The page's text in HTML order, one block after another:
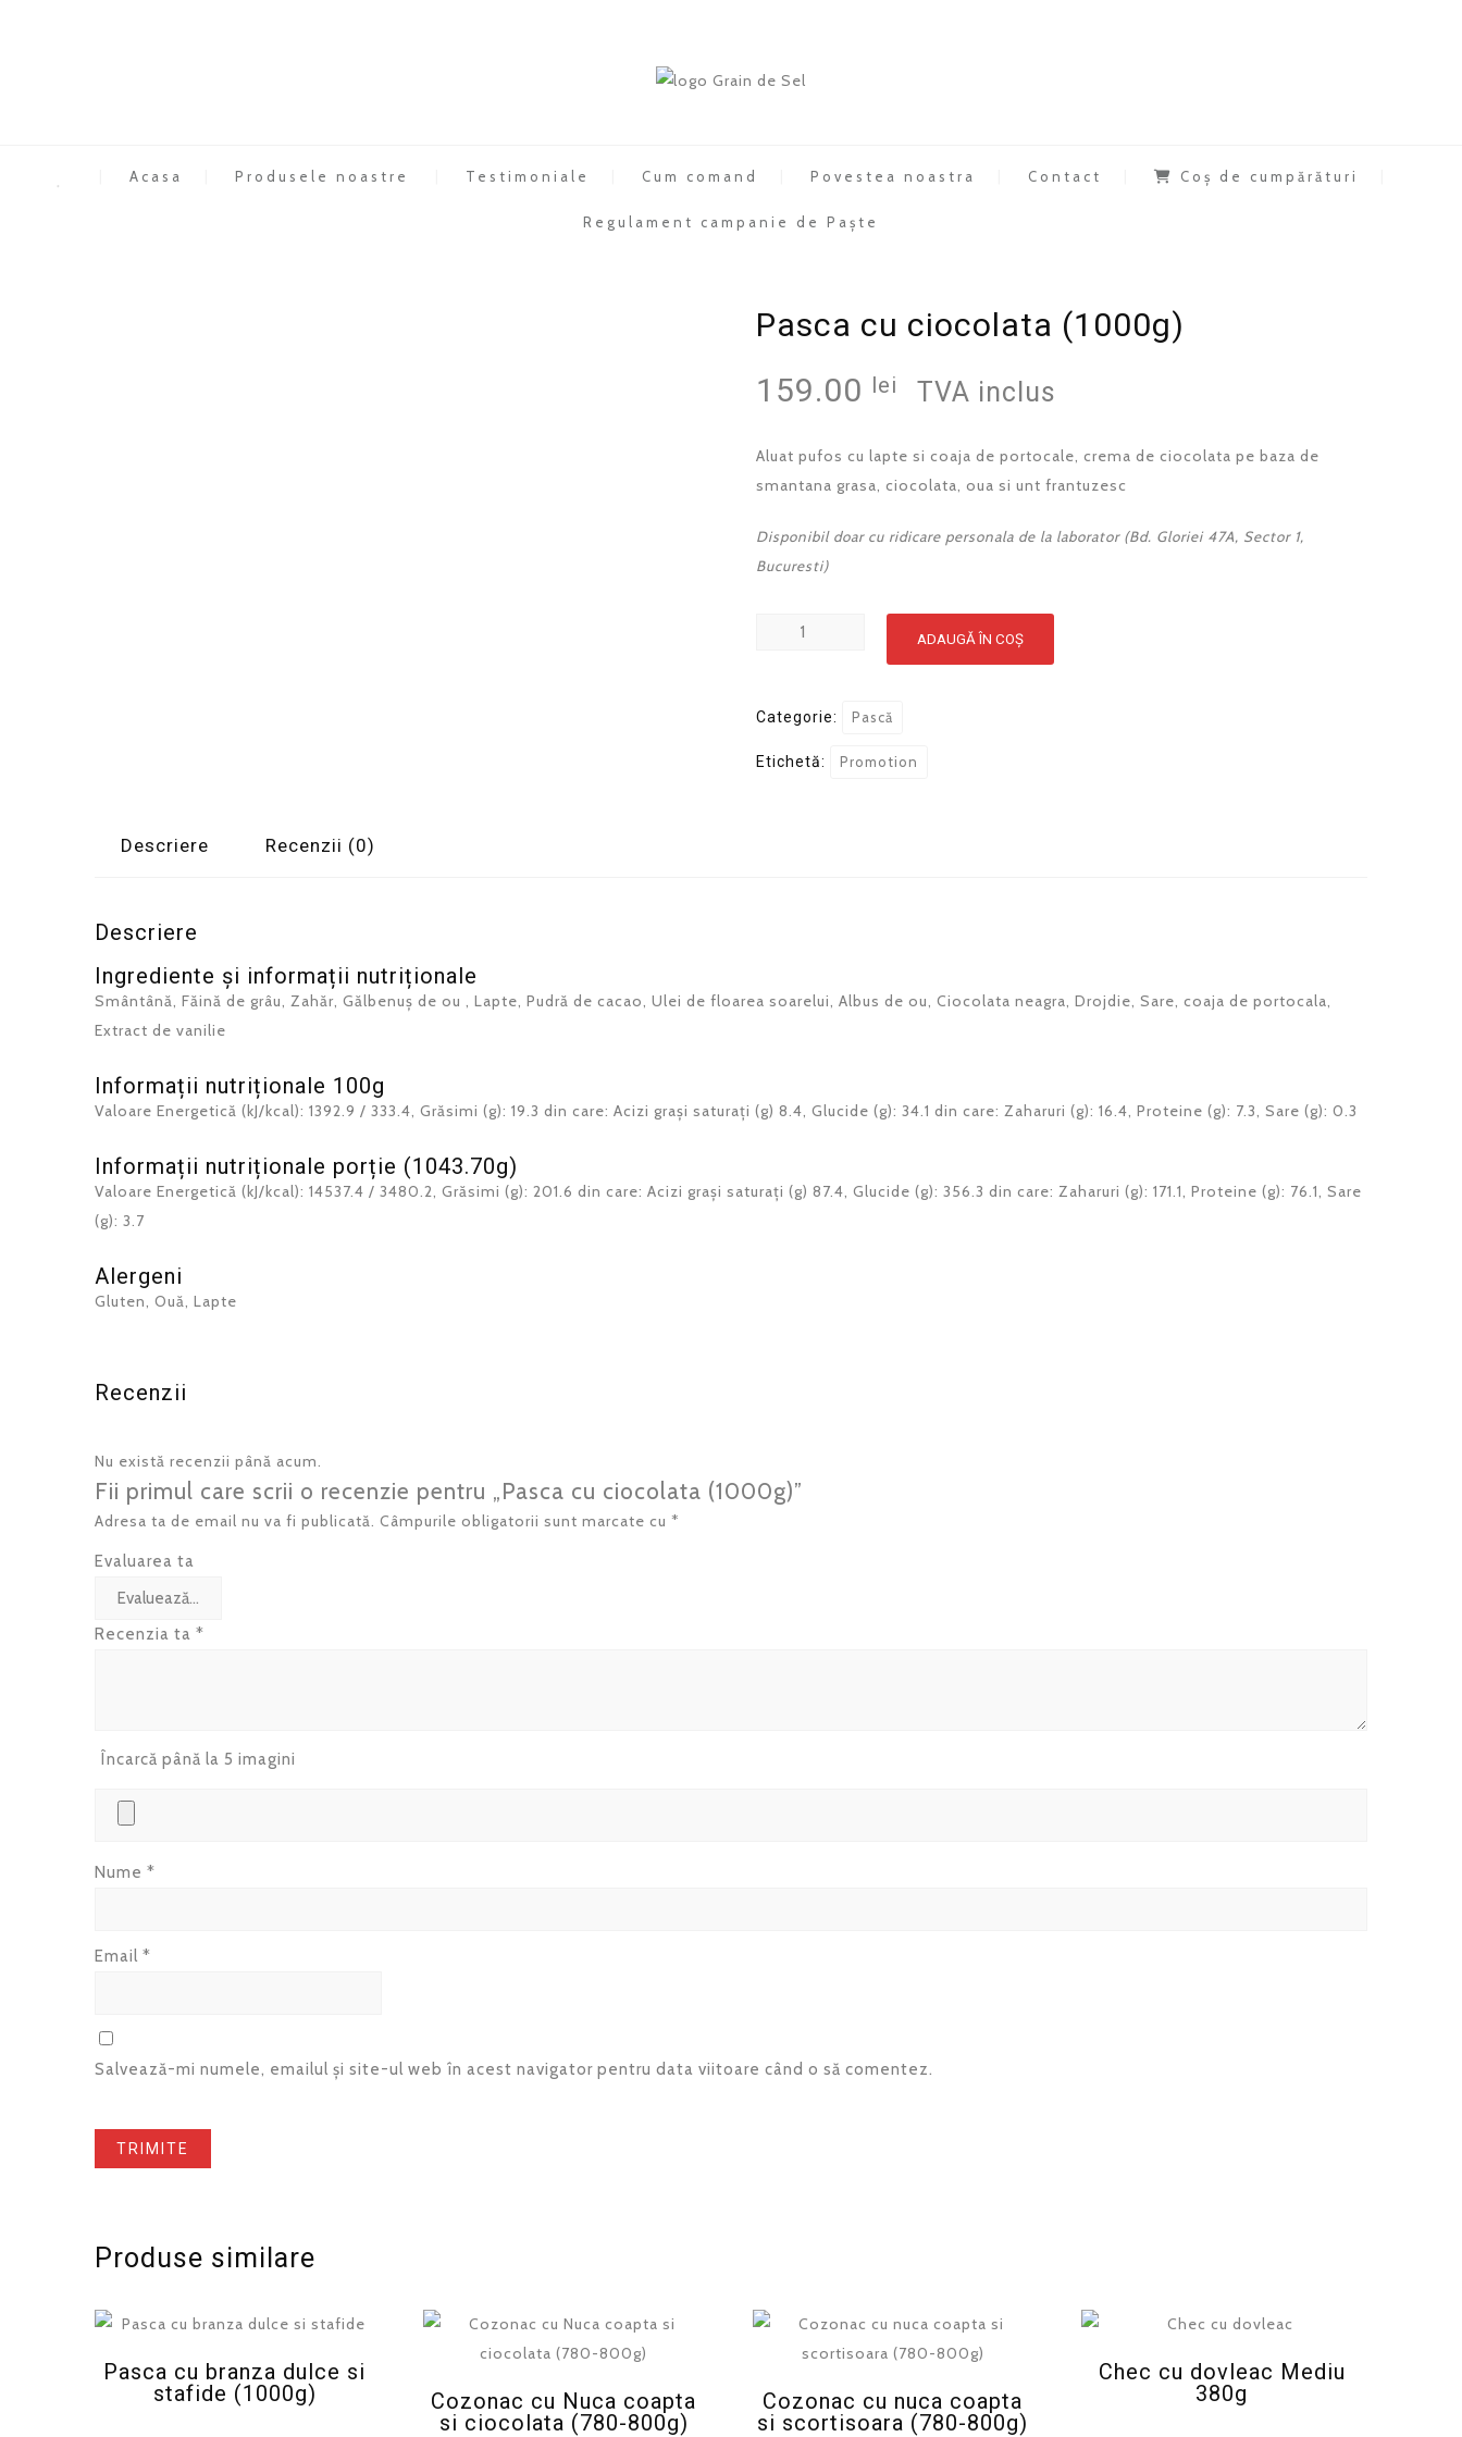
Acasa Produsele noastre Testimoniale Cum comand Povestea noastra Contact Coș de cumpărături
Regulament campanie de Paște
Pasca cu ciocolata (1000g)
159.00 lei TVA inclus
Aluat pufos cu lapte si coaja de portocale, crema de ciocolata pe baza de
smantana grasa, ciocolata, oua si unt frantuzesc
Disponibil doar cu ridicare personala de la laborator (Bd. Gloriei 47A, Sector 1,
Bucuresti)
Cantitate
ciocolata
ADAUGĂ ÎN COȘ
Categorie: Pască
Etichetă: Promotion
Descriere Recenzii (0)
Descriere
Ingrediente și informații nutriționale
Smântână, Făină de grâu, Zahăr, Gălbenuș de ou , Lapte, Pudră de cacao, Ulei de floarea soarelui, Albus de ou, Ciocolata neagra, Drojdie, Sare, coaja de portocala,
Extract de vanilie
Informații nutriționale 100g
Valoare Energetică (kJ/kcal): 1392.9 / 333.4, Grăsimi (g): 19.3 din care: Acizi grași saturați (g) 8.4, Glucide (g): 34.1 din care: Zaharuri (g): 16.4, Proteine (g): 7.3, Sare (g): 0.3
Informații nutriționale porție (1043.70g)
Valoare Energetică (kJ/kcal): 14537.4 / 3480.2, Grăsimi (g): 201.6 din care: Acizi grași saturați (g) 87.4, Glucide (g): 356.3 din care: Zaharuri (g): 171.1, Proteine (g): 76.1, Sare
(g): 3.7
Alergeni
Gluten, Ouă, Lapte
Recenzii
Nu există recenzii până acum.
Fii primul care scrii o recenzie pentru „Pasca cu ciocolata (1000g)”
Adresa ta de email nu va fi publicată. Câmpurile obligatorii sunt marcate cu *
Evaluarea ta
Recenzia ta *
Încarcă până la 5 imagini
Nume *
Email *
Salvează-mi numele, emailul și site-ul web în acest navigator pentru data viitoare când o să comentez.
Produse similare
Pasca cu branza dulce si
stafide (1000g)
Cozonac cu Nuca coapta
si ciocolata (780-800g)
Cozonac cu nuca coapta
si scortisoara (780-800g)
Chec cu dovleac Mediu
380g